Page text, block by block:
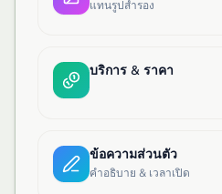
แทนรูปสำรอง
บริการ & ราคา
ข้อความส่วนตัว
คำอธิบาย & เวลาเปิด